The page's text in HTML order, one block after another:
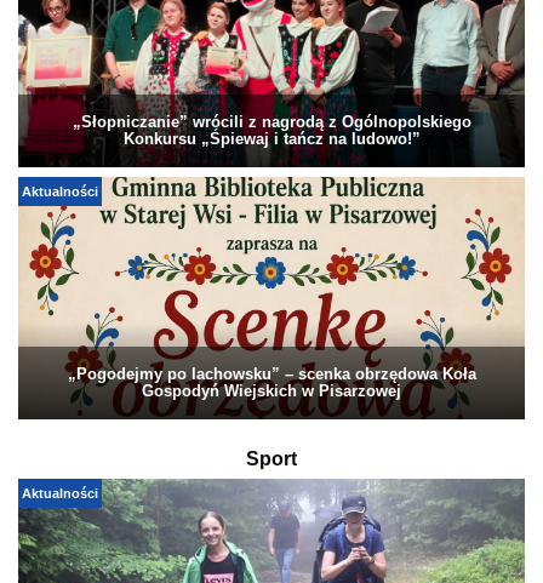
„Słopniczanie” wrócili z nagrodą z Ogólnopolskiego
Konkursu „Śpiewaj i tańcz na ludowo!”
Aktualności
„Pogodejmy po lachowsku” – scenka obrzędowa Koła
Gospodyń Wiejskich w Pisarzowej
Sport
Aktualności